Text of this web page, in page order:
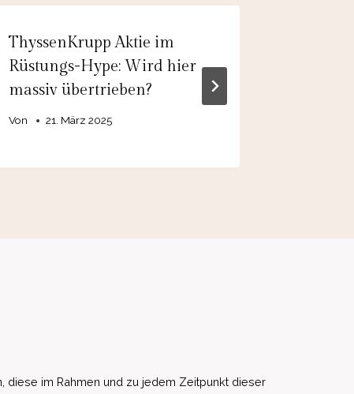
ThyssenKrupp Aktie im
Rüstungs-Hype: Wird hier
massiv übertrieben?
Von 21. März 2025
diese im Rahmen und zu jedem Zeitpunkt dieser